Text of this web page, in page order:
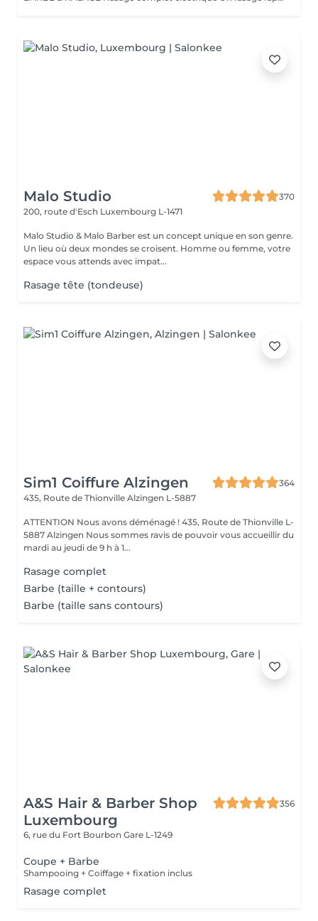
Malo Studio
370
200, route d'Esch Luxembourg L-1471
Malo Studio & Malo Barber est un concept unique en son genre.
Un lieu où deux mondes se croisent. Homme ou femme, votre
espace vous attends avec impat...
Rasage tête (tondeuse)
Sim1 Coiffure Alzingen
364
435, Route de Thionville Alzingen L-5887
ATTENTION Nous avons déménagé ! 435, Route de Thionville L-
5887 Alzingen Nous sommes ravis de pouvoir vous accueillir du
mardi au jeudi de 9 h à 1...
Rasage complet
Barbe (taille + contours)
Barbe (taille sans contours)
A&S Hair & Barber Shop
Luxembourg
356
6, rue du Fort Bourbon Gare L-1249
Coupe + Barbe
Shampooing + Coiffage + fixation inclus
Rasage complet